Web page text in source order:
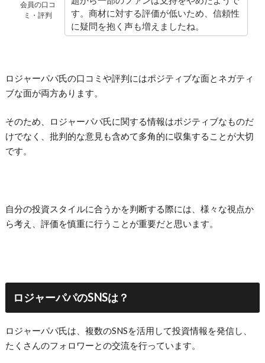
会員の口コ
ミ・評判
す。商材に対する評価が低いため、信頼性
に疑問を抱く声も増えましたね。
ロジャーパパ氏の口コミや評判にはポジティブな面とネガティ
ブな面が両方あります。
そのため、ロジャーパパ氏に関する情報はポジティブなものだ
けでなく、批判的な意見も含めて多角的に収集することが大切
です。
自分の投資スタイルに合うかを判断する際には、様々な視点か
ら考え、評価を慎重に行うことが重要だと思います。
ロジャーパパのSNSは？
ロジャーパパ氏は、複数のSNSを活用して投資情報を発信し、
たくさんのフォロワーとの交流を行っています。